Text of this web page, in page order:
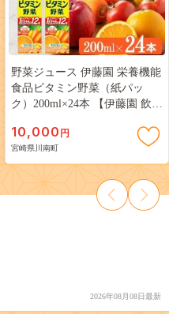
野菜ジュース 伊藤園 栄養機能
食品ビタミン野菜（紙パッ
ク）200ml×24本 【伊藤園 飲料
ース 健康 飲みもの】 [C07357]
10,000 円
宮崎県川南町
2026年08月08日最新